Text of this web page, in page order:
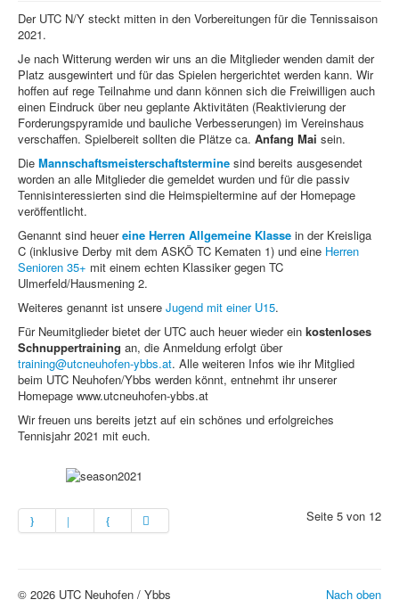
Der UTC N/Y steckt mitten in den Vorbereitungen für die Tennissaison
2021.
Je nach Witterung werden wir uns an die Mitglieder wenden damit der
Platz ausgewintert und für das Spielen hergerichtet werden kann. Wir
hoffen auf rege Teilnahme und dann können sich die Freiwilligen auch
einen Eindruck über neu geplante Aktivitäten (Reaktivierung der
Forderungspyramide und bauliche Verbesserungen) im Vereinshaus
verschaffen. Spielbereit sollten die Plätze ca. Anfang Mai sein.
Die Mannschaftsmeisterschaftstermine sind bereits ausgesendet
worden an alle Mitglieder die gemeldet wurden und für die passiv
Tennisinteressierten sind die Heimspieltermine auf der Homepage
veröffentlicht.
Genannt sind heuereine Herren Allgemeine Klasse in der Kreisliga
C (inklusive Derby mit dem ASKÖ TC Kematen 1) und eine Herren
Senioren 35+ mit einem echten Klassiker gegen TC
Ulmerfeld/Hausmening 2.
Weiteres genannt ist unsere Jugend mit einer U15.
Für Neumitglieder bietet der UTC auch heuer wieder ein kostenloses
Schnuppertraining an, die Anmeldung erfolgt über
training@utcneuhofen-ybbs.at. Alle weiteren Infos wie ihr Mitglied
beim UTC Neuhofen/Ybbs werden könnt, entnehmt ihr unserer
Homepage www.utcneuhofen-ybbs.at
Wir freuen uns bereits jetzt auf ein schönes und erfolgreiches
Tennisjahr 2021 mit euch.
Seite 5 von 12
Nach oben
© 2026 UTC Neuhofen / Ybbs